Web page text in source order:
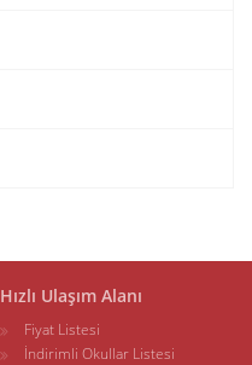
Hızlı Ulaşım Alanı
Fiyat Listesi
İndirimli Okullar Listesi